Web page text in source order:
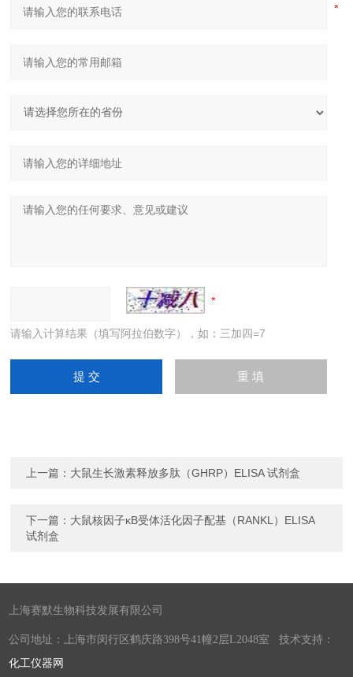
请输入计算结果（填写阿拉伯数字），如：三加四=7
上一篇： 大鼠生长激素释放多肽（GHRP）ELISA 试剂盒
下一篇： 大鼠核因子κB受体活化因子配基（RANKL）ELISA
试剂盒
上海赛默生物科技发展有限公司
公司地址：上海市闵行区鹤庆路398号41幢2层L2048室 技术支持：
化工仪器网